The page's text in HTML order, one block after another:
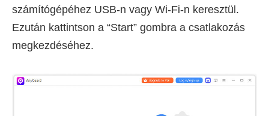
számítógépéhez USB-n vagy Wi-Fi-n keresztül.
Ezután kattintson a “Start” gombra a csatlakozás
megkezdéséhez.